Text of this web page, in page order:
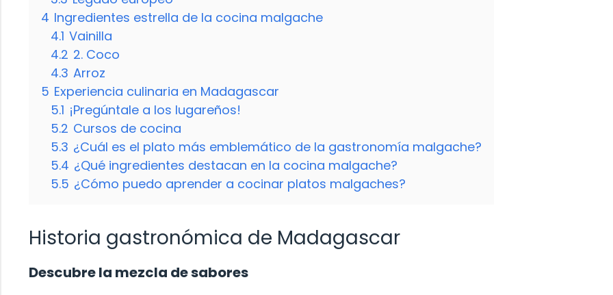
4 Ingredientes estrella de la cocina malgache
4.1 Vainilla
4.2 2. Coco
4.3 Arroz
5 Experiencia culinaria en Madagascar
5.1 ¡Pregúntale a los lugareños!
5.2 Cursos de cocina
5.3 ¿Cuál es el plato más emblemático de la gastronomía malgache?
5.4 ¿Qué ingredientes destacan en la cocina malgache?
5.5 ¿Cómo puedo aprender a cocinar platos malgaches?
Historia gastronómica de Madagascar
Descubre la mezcla de sabores